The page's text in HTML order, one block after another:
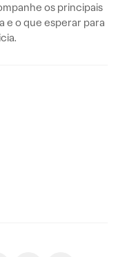
os principais
e o que esperar para